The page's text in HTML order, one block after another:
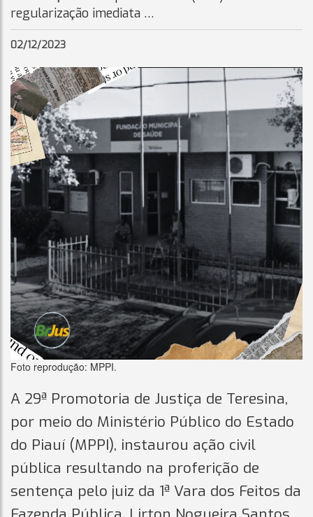
regularização imediata …
02/12/2023
Foto reprodução: MPPI.
A 29ª Promotoria de Justiça de Teresina,
por meio do Ministério Público do Estado
do Piauí (MPPI), instaurou ação civil
pública resultando na proferição de
sentença pelo juiz da 1ª Vara dos Feitos da